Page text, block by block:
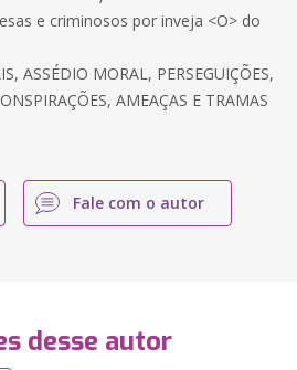
e criminosos por inveja <O> do
ASSÉDIO MORAL, PERSEGUIÇÕES,
AMEAÇAS E TRAMAS
Fale com o autor
desse autor